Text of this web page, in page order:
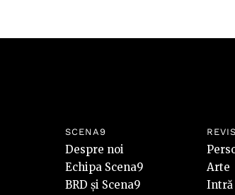
SCENA9
Despre noi
Echipa Scena9
BRD și Scena9
Arte
Intră